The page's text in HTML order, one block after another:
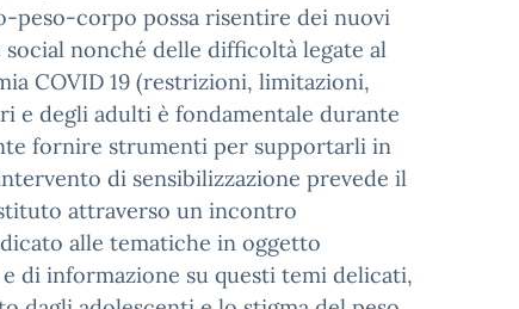
peso-corpo possa risentire dei nuovi
nonché delle difficoltà legate al
COVID 19 (restrizioni, limitazioni,
e degli adulti è fondamentale durante
fornire strumenti per supportarli in
di sensibilizzazione prevede il
attraverso un incontro
alle tematiche in oggetto
di informazione su questi temi delicati,